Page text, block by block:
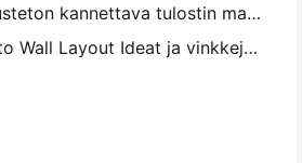
Paras musteton kannettava tulostin matkalle, koululle ja mobiilityölle: Hanin MT620 Pro Review
Mini Photo Wall Layout Ideat ja vinkkejä makuuhuoneen ja asunnon koristelu